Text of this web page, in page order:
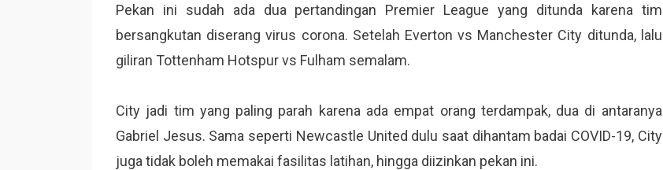
Pekan ini sudah ada dua pertandingan Premier League yang ditunda karena tim
bersangkutan diserang virus corona. Setelah Everton vs Manchester City ditunda, lalu
giliran Tottenham Hotspur vs Fulham semalam.
City jadi tim yang paling parah karena ada empat orang terdampak, dua di antaranya
Gabriel Jesus. Sama seperti Newcastle United dulu saat dihantam badai COVID-19, City
juga tidak boleh memakai fasilitas latihan, hingga diizinkan pekan ini.